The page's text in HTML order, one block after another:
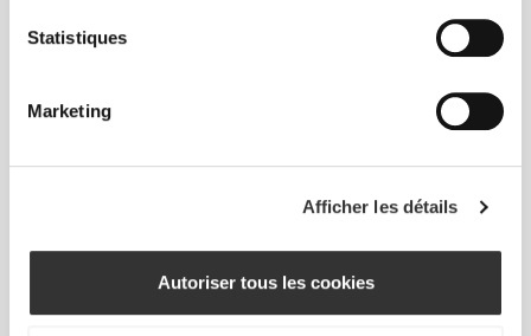
Statistiques
Marketing
Afficher les détails
Autoriser tous les cookies